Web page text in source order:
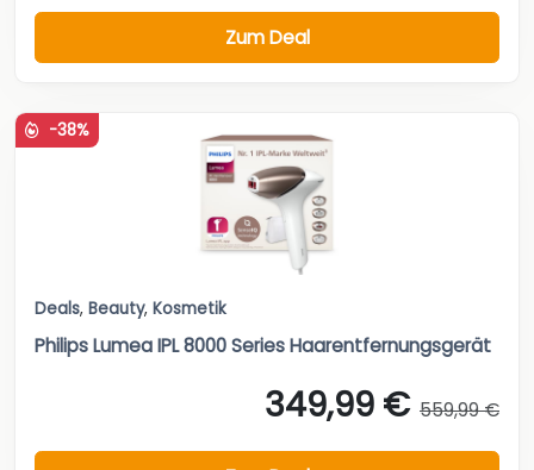
Zum Deal
-38%
Deals, Beauty, Kosmetik
Philips Lumea IPL 8000 Series Haarentfernungsgerät
349,99 € 559,99 €